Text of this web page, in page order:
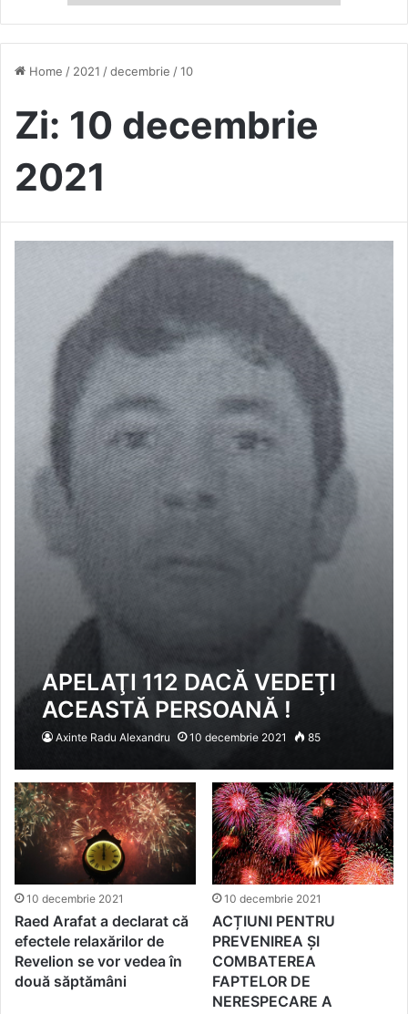
Home / 2021 /decembrie /10
Zi: 10 decembrie
2021
APELAŢI 112 DACĂ VEDEŢI
ACEASTĂ PERSOANĂ !
Axinte Radu Alexandru 10 decembrie 2021 85
10 decembrie 2021
Raed Arafat a declarat că
efectele relaxărilor de
Revelion se vor vedea în
două săptămâni
10 decembrie 2021
ACȚIUNI PENTRU
PREVENIREA ȘI
COMBATEREA
FAPTELOR DE
NERESPECARE A